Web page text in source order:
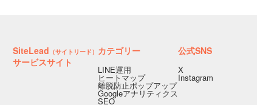
SiteLead （サイトリード）
サービスサイト
カテゴリー
LINE運用
ヒートマップ
離脱防止ポップアップ
Googleアナリティクス
SEO
公式SNS
X
Instagram